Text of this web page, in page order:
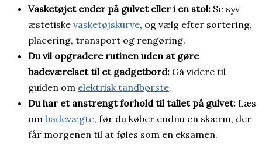
Vasketøjet ender på gulvet eller i en stol: Se syv
æstetiske vasketøjskurve, og vælg efter sortering,
placering, transport og rengøring.
Du vil opgradere rutinen uden at gøre
badeværelset til et gadgetbord: Gå videre til
guiden om elektrisk tandbørste.
Du har et anstrengt forhold til tallet på gulvet: Læs
om badevægte, før du køber endnu en skærm, der
får morgenen til at føles som en eksamen.